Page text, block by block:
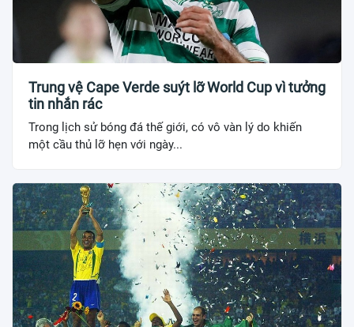
Trung vệ Cape Verde suýt lỡ World Cup vì tưởng
tin nhắn rác
Trong lịch sử bóng đá thế giới, có vô vàn lý do khiến
một cầu thủ lỡ hẹn với ngày...